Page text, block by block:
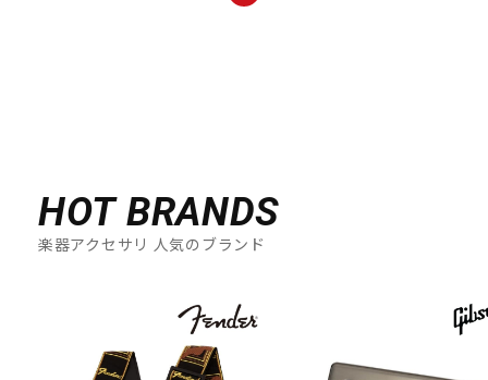
HOT BRANDS
楽器アクセサリ 人気のブランド